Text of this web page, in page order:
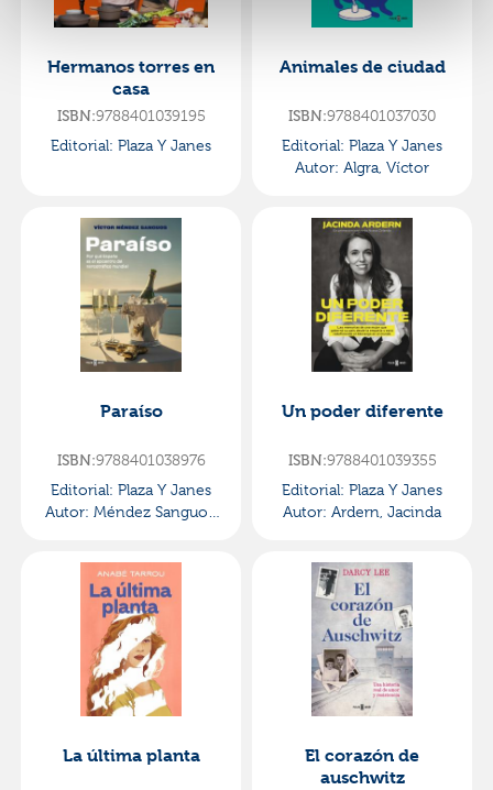
Hermanos torres en
casa
ISBN:9788401039195
Editorial: Plaza Y Janes
Animales de ciudad
ISBN:9788401037030
Editorial: Plaza Y Janes
Autor: Algra, Víctor
Paraíso
ISBN:9788401038976
Editorial: Plaza Y Janes
Autor: Méndez Sanguos,
Un poder diferente
ISBN:9788401039355
Editorial: Plaza Y Janes
Autor: Ardern, Jacinda
La última planta
El corazón de
auschwitz